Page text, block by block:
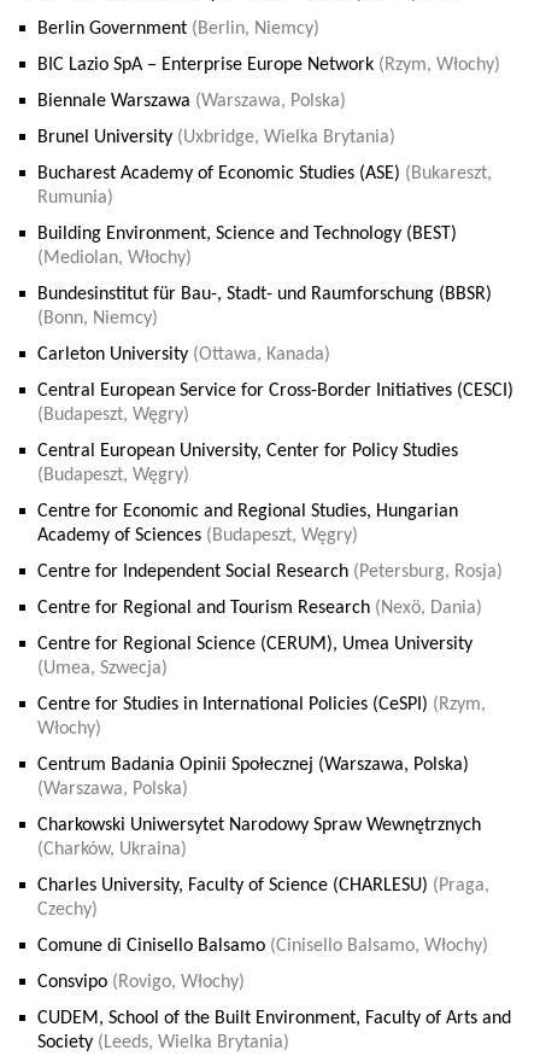
Berlin Government (Berlin, Niemcy)
BIC Lazio SpA – Enterprise Europe Network (Rzym, Włochy)
Biennale Warszawa (Warszawa, Polska)
Brunel University (Uxbridge, Wielka Brytania)
Bucharest Academy of Economic Studies (ASE) (Bukareszt,
Rumunia)
Building Environment, Science and Technology (BEST)
(Mediolan, Włochy)
Bundesinstitut für Bau-, Stadt- und Raumforschung (BBSR)
(Bonn, Niemcy)
Carleton University (Ottawa, Kanada)
Central European Service for Cross-Border Initiatives (CESCI)
(Budapeszt, Węgry)
Central European University, Center for Policy Studies
(Budapeszt, Węgry)
Centre for Economic and Regional Studies, Hungarian
Academy of Sciences (Budapeszt, Węgry)
Centre for Independent Social Research (Petersburg, Rosja)
Centre for Regional and Tourism Research (Nexö, Dania)
Centre for Regional Science (CERUM), Umea University
(Umea, Szwecja)
Centre for Studies in International Policies (CeSPI) (Rzym,
Włochy)
Centrum Badania Opinii Społecznej (Warszawa, Polska)
(Warszawa, Polska)
Charkowski Uniwersytet Narodowy Spraw Wewnętrznych
(Charków, Ukraina)
Charles University, Faculty of Science (CHARLESU) (Praga,
Czechy)
Comune di Cinisello Balsamo (Cinisello Balsamo, Włochy)
Consvipo (Rovigo, Włochy)
CUDEM, School of the Built Environment, Faculty of Arts and
Society (Leeds, Wielka Brytania)